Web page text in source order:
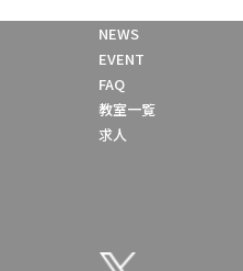
NEWS
EVENT
FAQ
教室一覧
求人